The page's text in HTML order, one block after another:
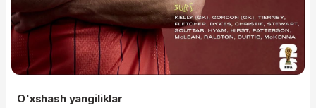
O'xshash yangiliklar